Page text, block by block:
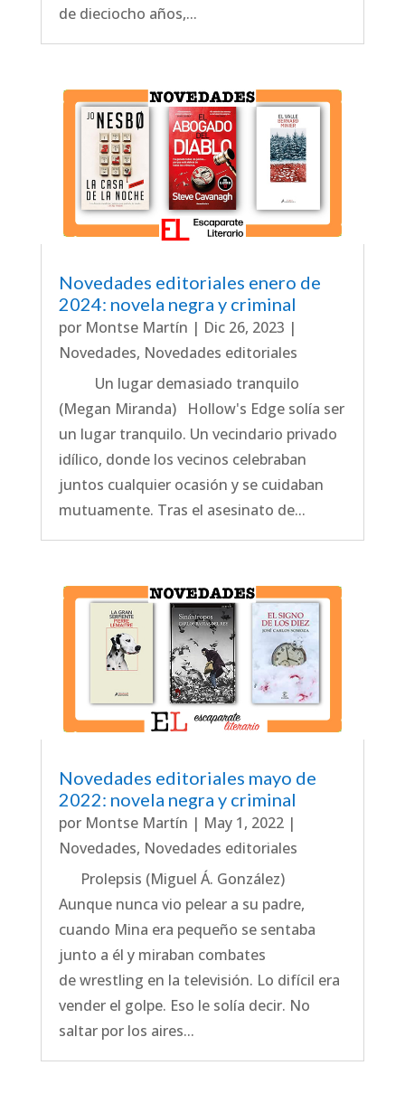
de dieciocho años,...
Novedades editoriales enero de
2024: novela negra y criminal
por Montse Martín | Dic 26, 2023 |
Novedades, Novedades editoriales
Un lugar demasiado tranquilo
(Megan Miranda) Hollow's Edge solía ser
un lugar tranquilo. Un vecindario privado
idílico, donde los vecinos celebraban
juntos cualquier ocasión y se cuidaban
mutuamente. Tras el asesinato de...
Novedades editoriales mayo de
2022: novela negra y criminal
por Montse Martín | May 1, 2022|
Novedades, Novedades editoriales
Prolepsis (Miguel Á. González)
Aunque nunca vio pelear a su padre,
cuando Mina era pequeño se sentaba
junto a él y miraban combates
de wrestling en la televisión. Lo difícil era
vender el golpe. Eso le solía decir. No
saltar por los aires...